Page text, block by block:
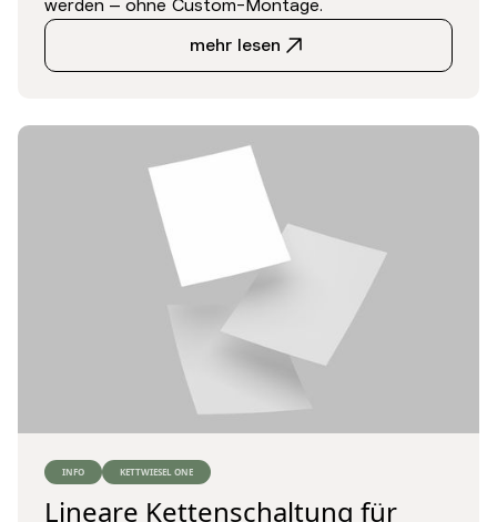
werden – ohne Custom-Montage.
mehr lesen
INFO KETTWIESEL ONE
Lineare Kettenschaltung für